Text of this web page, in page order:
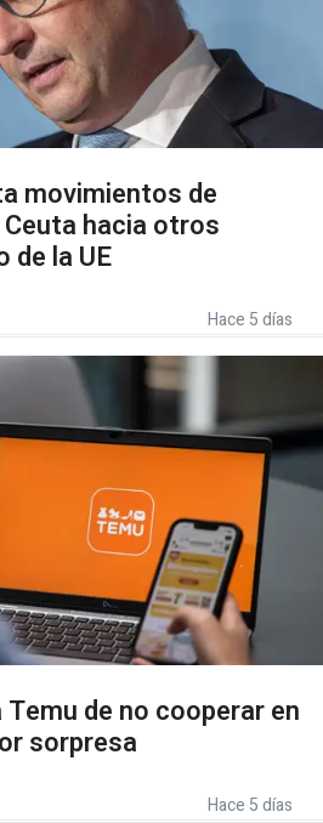
movimientos de
hacia otros
de la UE
Hace 5 días
de no cooperar en
sorpresa
Hace 5 días